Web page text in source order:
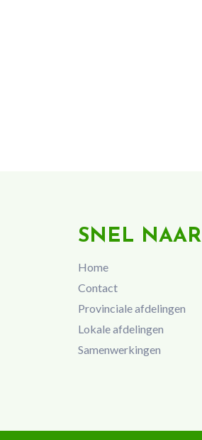
SNEL NAAR
Home
Contact
Provinciale afdelingen
Lokale afdelingen
Samenwerkingen